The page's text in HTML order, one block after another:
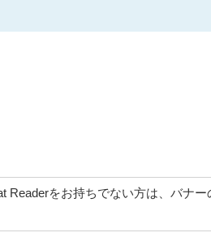
Readerをお持ちでない方は、バナ